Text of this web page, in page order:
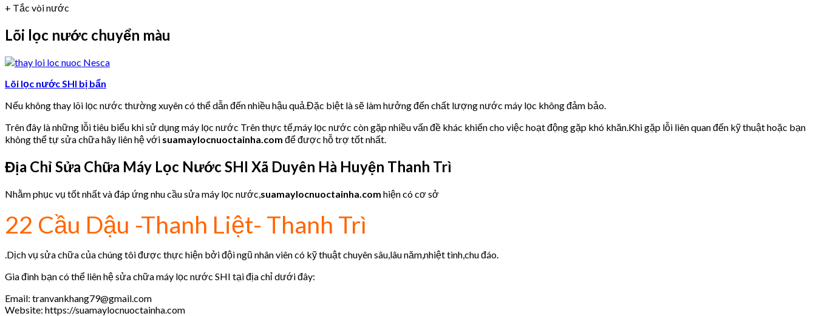
+ Tắc vòi nước
Lõi lọc nước chuyển màu
Lõi lọc nước SHI bị bẩn
Nếu không thay lõi lọc nước thường xuyên có thể dẫn đến nhiều hậu quả.Đặc biệt là sẽ làm hưởng đến chất lượng nước máy lọc không đảm bảo.
Trên đây là những lỗi tiêu biểu khi sử dụng máy lọc nước Trên thực tế,máy lọc nước còn gặp nhiều vấn đề khác khiến cho việc hoạt động gặp khó khăn.Khi gặp lỗi liên quan đến kỹ thuật hoặc bạn
không thể tự sửa chữa hãy liên hệ với suamaylocnuoctainha.com để được hỗ trợ tốt nhất.
Địa Chỉ Sửa Chữa Máy Lọc Nước SHI Xã Duyên Hà Huyện Thanh Trì
Nhằm phục vụ tốt nhất và đáp ứng nhu cầu sửa máy lọc nước, suamaylocnuoctainha.com hiện có cơ sở
22 Cầu Dậu -Thanh Liệt- Thanh Trì
.Dịch vụ sửa chữa của chúng tôi được thực hiện bởi đội ngũ nhân viên có kỹ thuật chuyên sâu,lâu năm,nhiệt tình,chu đáo.
Gia đình bạn có thể liên hệ sửa chữa máy lọc nước SHI tại địa chỉ dưới đây:
Email: tranvankhang79@gmail.com
Website: https://suamaylocnuoctainha.com